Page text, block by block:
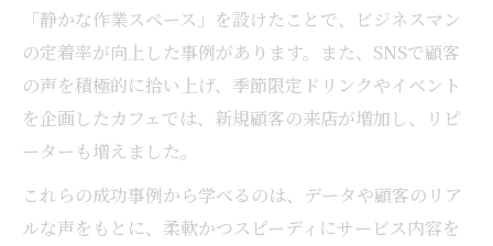
「静かな作業スペース」を設けたことで、ビジネスマン
の定着率が向上した事例があります。また、SNSで顧客
の声を積極的に拾い上げ、季節限定ドリンクやイベント
を企画したカフェでは、新規顧客の来店が増加し、リピ
ーターも増えました。
これらの成功事例から学べるのは、データや顧客のリア
ルな声をもとに、柔軟かつスピーディにサービス内容を